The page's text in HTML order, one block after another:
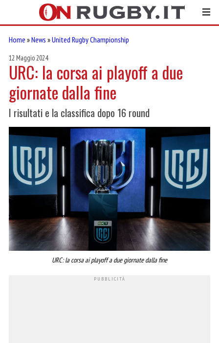
Home »News »United Rugby Championship
12 Maggio 2024
URC: la corsa ai playoff a due
giornate dalla fine
I risultati e la classifica dopo 16 round
URC: la corsa ai playoff a due giornate dalla fine